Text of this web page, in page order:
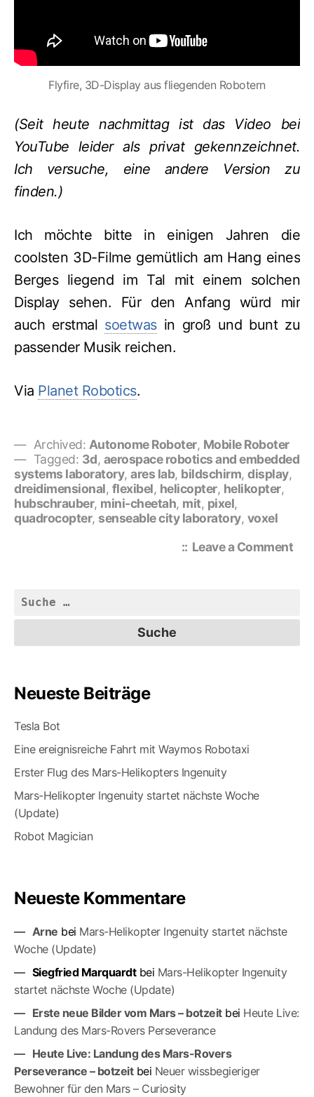
Flyfire, 3D-Display aus fliegenden Robotern
(Seit heute nachmittag ist das Video bei
YouTube leider als privat gekennzeichnet.
Ich versuche, eine andere Version zu
finden.)
Ich möchte bitte in einigen Jahren die
coolsten 3D-Filme gemütlich am Hang eines
Berges liegend im Tal mit einem solchen
Display sehen. Für den Anfang würd mir
auch erstmal soetwasin groß und bunt zu
passender Musik reichen.
Via Planet Robotics.
Archived: Autonome Roboter, Mobile Roboter
Tagged: 3d, aerospace robotics and embedded
systems laboratory, ares lab, bildschirm, display,
dreidimensional, flexibel, helicopter, helikopter,
hubschrauber, mini-cheetah, mit, pixel,
quadrocopter, senseable city laboratory, voxel
Leave a Commenton
Suche
nach:
Neueste Beiträge
Tesla Bot
Eine ereignisreiche Fahrt mit Waymos Robotaxi
Erster Flug des Mars-Helikopters Ingenuity
Mars-Helikopter Ingenuity startet nächste Woche
(Update)
Robot Magician
Neueste Kommentare
Arne bei Mars-Helikopter Ingenuity startet nächste
Woche (Update)
Siegfried Marquardtbei Mars-Helikopter Ingenuity
startet nächste Woche (Update)
Erste neue Bilder vom Mars – botzeitbei Heute Live:
Landung des Mars-Rovers Perseverance
Heute Live: Landung des Mars-Rovers
Perseverance – botzeitbei Neuer wissbegieriger
Bewohner für den Mars – Curiosity